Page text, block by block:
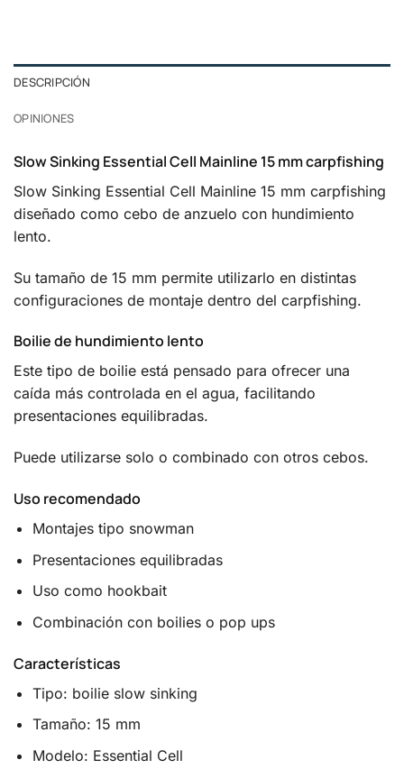
DESCRIPCIÓN
OPINIONES
Slow Sinking Essential Cell Mainline 15 mm carpfishing
Slow Sinking Essential Cell Mainline 15 mm carpfishing
diseñado como cebo de anzuelo con hundimiento
lento.
Su tamaño de 15 mm permite utilizarlo en distintas
configuraciones de montaje dentro del carpfishing.
Boilie de hundimiento lento
Este tipo de boilie está pensado para ofrecer una
caída más controlada en el agua, facilitando
presentaciones equilibradas.
Puede utilizarse solo o combinado con otros cebos.
Uso recomendado
Montajes tipo snowman
Presentaciones equilibradas
Uso como hookbait
Combinación con boilies o pop ups
Características
Tipo: boilie slow sinking
Tamaño: 15 mm
Modelo: Essential Cell